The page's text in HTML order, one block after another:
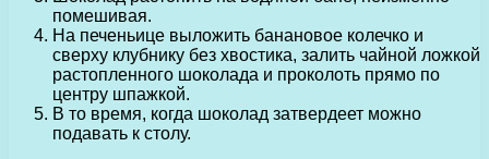
помешивая.
На печеньице выложить банановое колечко и
сверху клубнику без хвостика, залить чайной ложкой
растопленного шоколада и проколоть прямо по
центру шпажкой.
В то время, когда шоколад затвердеет можно
подавать к столу.